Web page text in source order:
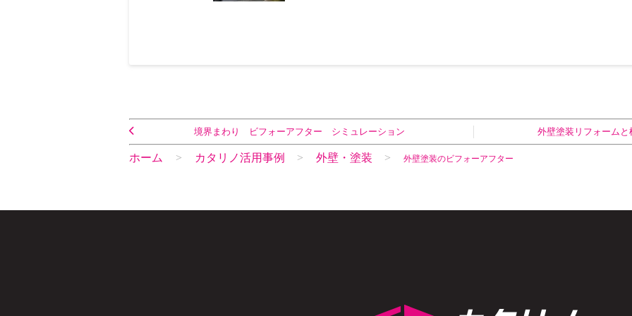
外壁塗装リフォームと
境界まわり ビフォーアフター シミュレーション
ホーム カタリノ活用事例 外壁・塗装 外壁塗装のビフォーアフター